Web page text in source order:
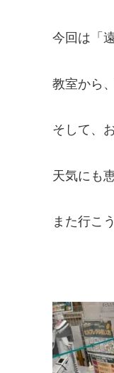
今回は「
教室から
そして、
天気にも
また行こ